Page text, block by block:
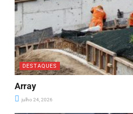
DESTAQUES
Array
julho 24, 2026